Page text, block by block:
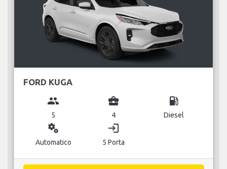
FORD KUGA
group
5
business_center
4
local_gas_station
Diesel
miscellaneous_services
Automatico
login
5 Porta